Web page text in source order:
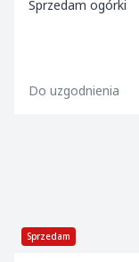
Sprzedam ogórki
Do uzgodnienia
Sprzedam